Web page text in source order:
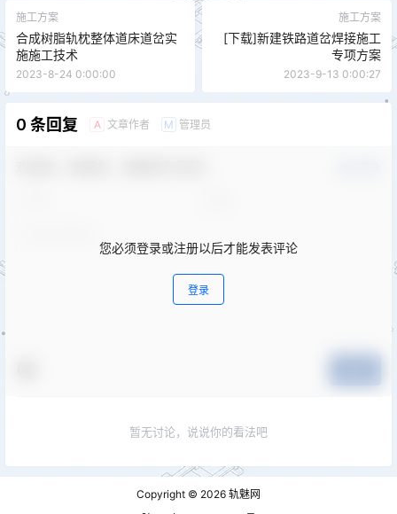
施工方案
合成树脂轨枕整体道床道岔实
施施工技术
2023-8-24 0:00:00
施工方案
[下载]新建铁路道岔焊接施工
专项方案
2023-9-13 0:00:27
0 条回复 A 文章作者 M 管理员
您必须登录或注册以后才能发表评论
登录
暂无讨论，说说你的看法吧
Copyright © 2026 轨魅网